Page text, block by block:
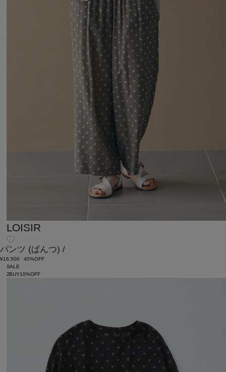
LOISIR
パンツ (ぱんつ) /
¥16,500
40%OFF
SALE
2BUY10%OFF